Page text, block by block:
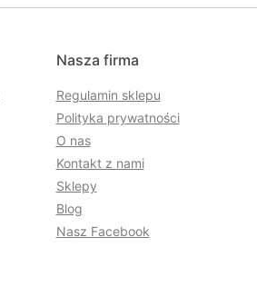
Nasza firma
Regulamin sklepu
Polityka prywatności
O nas
Kontakt z nami
Sklepy
Blog
Nasz Facebook